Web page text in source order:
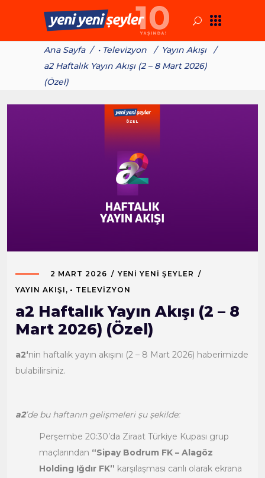
Ana Sayfa/ • Televizyon / Yayın Akışı
/
a2 Haftalık Yayın Akışı (2 – 8 Mart 2026)
(Özel)
2 MART 2026
YENI YENI ŞEYLER
YAYIN AKIŞI , • TELEVIZYON
a2 Haftalık Yayın Akışı (2 – 8
Mart 2026) (Özel)
a2‘nin haftalık yayın akışını (2 – 8 Mart 2026) haberimizde
bulabilirsiniz.
a2’de bu haftanın gelişmeleri şu şekilde:
Perşembe 20:30’da Ziraat Türkiye Kupası grup
maçlarından “Sipay Bodrum FK – Alagöz
Holding Iğdır FK” karşılaşması canlı olarak ekrana